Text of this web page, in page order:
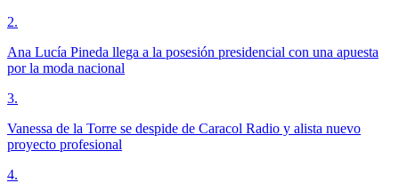
2.
Ana Lucía Pineda llega a la posesión presidencial con una apuesta
por la moda nacional
3.
Vanessa de la Torre se despide de Caracol Radio y alista nuevo
proyecto profesional
4.